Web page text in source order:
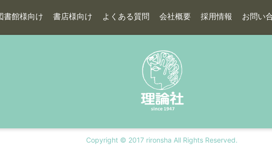
書館様向け 書店様向け よくある質問 会社概要 採用情報 お問い
Copyright © 2017 rironsha All Rights Reserved.